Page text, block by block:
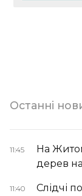
Останні
11:45
На
дерев
11:40
Слідчі